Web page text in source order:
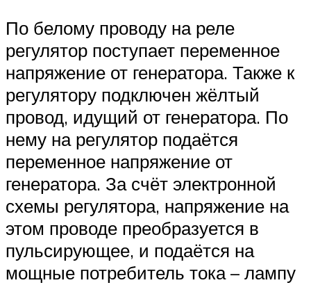
По белому проводу на реле
регулятор поступает переменное
напряжение от генератора. Также к
регулятору подключен жёлтый
провод, идущий от генератора. По
нему на регулятор подаётся
переменное напряжение от
генератора. За счёт электронной
схемы регулятора, напряжение на
этом проводе преобразуется в
пульсирующее, и подаётся на
мощные потребитель тока – лампу